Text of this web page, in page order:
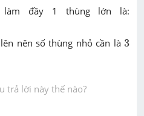
làm đầy 1 thùng lớn là:
nên số thùng nhỏ cần là 3
3
trả lời này thế nào?